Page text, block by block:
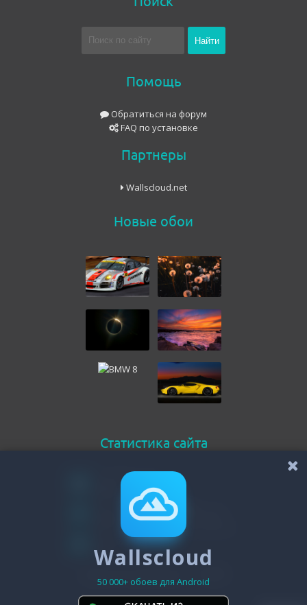
Помощь
Обратиться на форум
FAQ по установке
Партнеры
Wallscloud.net
Новые обои
Статистика сайта
Онлайн всего
Гостей
Пользователей
5
Зарегистрировано - 19488
Wallscloud
50 000+ обоев для Android